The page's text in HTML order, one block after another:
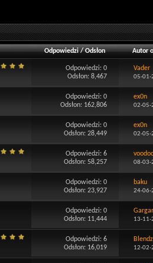
Odpowiedzi/Odsłon Autor
Odpowiedzi:0
Odsłon: 8,467
Vader
05-01-
Odpowiedzi:0
Odsłon: 162,806
ex0n
02-05-
Odpowiedzi:0
Odsłon: 28,449
ex0n
02-05-
Odpowiedzi:6
Odsłon: 58,257
08-03-
Odpowiedzi:0
Odsłon: 23,927
baku
24-06-
Odpowiedzi:0
Odsłon: 11,444
13-11-
Odpowiedzi:6
Odsłon: 16,019
12-02-